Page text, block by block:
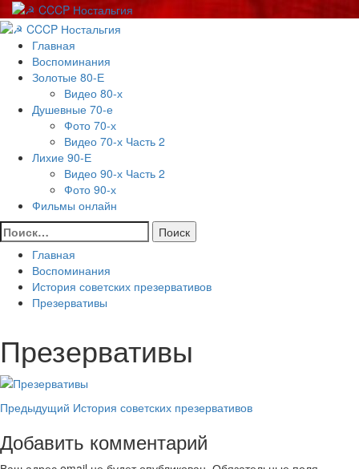
Перейти
к
содержимому
Основное
меню
Главная
Воспоминания
Золотые 80-Е
Видео 80-х
Душевные 70-е
Фото 70-х
Видео 70-х Часть 2
Лихие 90-Е
Видео 90-х Часть 2
Фото 90-х
Фильмы онлайн
Найти:
Главная
Воспоминания
История советских презервативов
Презервативы
Презервативы
Навигация
записи
Предыдущий История советских презервативов
Добавить комментарий